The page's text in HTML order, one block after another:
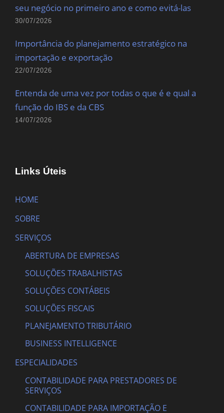
seu negócio no primeiro ano e como evitá-las
30/07/2026
Importância do planejamento estratégico na
importação e exportação
22/07/2026
Entenda de uma vez por todas o que é e qual a
função do IBS e da CBS
14/07/2026
Links Úteis
HOME
SOBRE
SERVIÇOS
ABERTURA DE EMPRESAS
SOLUÇÕES TRABALHISTAS
SOLUÇÕES CONTÁBEIS
SOLUÇÕES FISCAIS
PLANEJAMENTO TRIBUTÁRIO
BUSINESS INTELLIGENCE
ESPECIALIDADES
CONTABILIDADE PARA PRESTADORES DE
SERVIÇOS
CONTABILIDADE PARA IMPORTAÇÃO E